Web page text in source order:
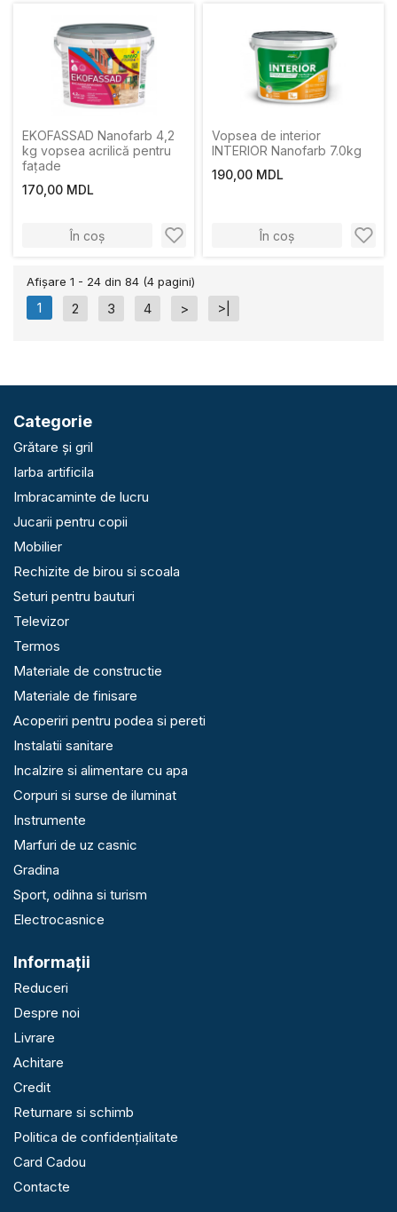
EKOFASSAD Nanofarb 4,2
kg vopsea acrilică pentru
fațade
170,00 MDL
În coș
Vopsea de interior
INTERIOR Nanofarb 7.0kg
190,00 MDL
În coș
Afişare 1 - 24 din 84 (4 pagini)
1 2 3 4 > >|
Categorie
Grătare și gril
Iarba artificila
Imbracaminte de lucru
Jucarii pentru copii
Mobilier
Rechizite de birou si scoala
Seturi pentru bauturi
Televizor
Termos
Materiale de constructie
Materiale de finisare
Acoperiri pentru podea si pereti
Instalatii sanitare
Incalzire si alimentare cu apa
Corpuri si surse de iluminat
Instrumente
Marfuri de uz casnic
Gradina
Sport, odihna si turism
Electrocasnice
Informaţii
Reduceri
Despre noi
Livrare
Achitare
Credit
Returnare si schimb
Politica de confidențialitate
Card Cadou
Contacte